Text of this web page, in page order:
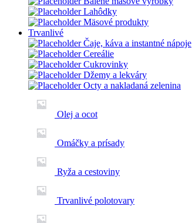
Lahôdky
Mäsové produkty
Trvanlivé
Čaje, káva a instantné nápoje
Cereálie
Cukrovinky
Džemy a lekváry
Octy a nakladaná zelenina
Olej a ocot
Omáčky a prísady
Ryža a cestoviny
Trvanlivé polotovary